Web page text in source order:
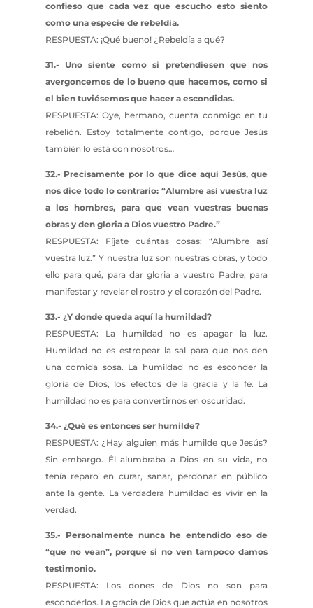
confieso que cada vez que escucho esto siento
como una especie de rebeldía.
RESPUESTA: ¡Qué bueno! ¿Rebeldía a qué?
31.- Uno siente como si pretendiesen que nos
avergoncemos de lo bueno que hacemos, como si
el bien tuviésemos que hacer a escondidas.
RESPUESTA: Oye, hermano, cuenta conmigo en tu
rebelión. Estoy totalmente contigo, porque Jesús
también lo está con nosotros…
32.- Precisamente por lo que dice aquí Jesús, que
nos dice todo lo contrario: “Alumbre así vuestra luz
a los hombres, para que vean vuestras buenas
obras y den gloria a Dios vuestro Padre.”
RESPUESTA: Fíjate cuántas cosas: “Alumbre así
vuestra luz.” Y nuestra luz son nuestras obras, y todo
ello para qué, para dar gloria a vuestro Padre, para
manifestar y revelar el rostro y el corazón del Padre.
33.- ¿Y donde queda aquí la humildad?
RESPUESTA: La humildad no es apagar la luz.
Humildad no es estropear la sal para que nos den
una comida sosa. La humildad no es esconder la
gloria de Dios, los efectos de la gracia y la fe. La
humildad no es para convertirnos en oscuridad.
34.- ¿Qué es entonces ser humilde?
RESPUESTA: ¿Hay alguien más humilde que Jesús?
Sin embargo. Él alumbraba a Dios en su vida, no
tenía reparo en curar, sanar, perdonar en público
ante la gente. La verdadera humildad es vivir en la
verdad.
35.- Personalmente nunca he entendido eso de
“que no vean”, porque si no ven tampoco damos
testimonio.
RESPUESTA: Los dones de Dios no son para
esconderlos. La gracia de Dios que actúa en nosotros